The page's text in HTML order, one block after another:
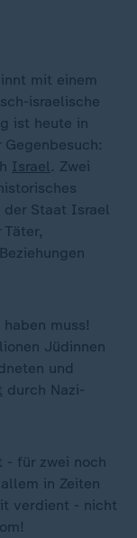
mit einem
israelische
ist heute in
Israel . Zwei
der Staat Israel
muss!
Jüdinnen
und
durch Nazi-
- für zwei noch
in Zeiten
verdient - nicht